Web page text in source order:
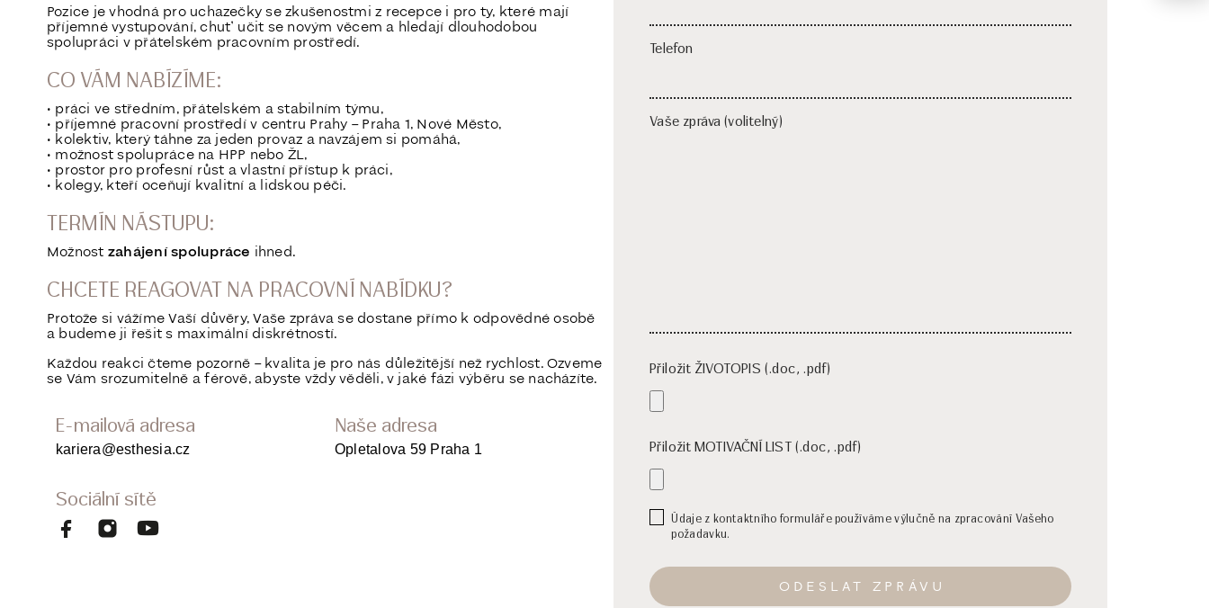
Pozice je vhodná pro uchazečky se zkušenostmi z recepce i pro ty, které mají
příjemné vystupování, chuť učit se novým věcem a hledají dlouhodobou
spolupráci v přátelském pracovním prostředí.
CO VÁM NABÍZÍME:
• práci ve středním, přátelském a stabilním týmu,
• příjemné pracovní prostředí v centru Prahy – Praha 1, Nové Město,
• kolektiv, který táhne za jeden provaz a navzájem si pomáhá,
• možnost spolupráce na HPP nebo ŽL,
• prostor pro profesní růst a vlastní přístup k práci,
• kolegy, kteří oceňují kvalitní a lidskou péči.
TERMÍN NÁSTUPU:
Možnost zahájení spolupráce ihned.
CHCETE REAGOVAT NA PRACOVNÍ NABÍDKU?
Protože si vážíme Vaší důvěry, Vaše zpráva se dostane přímo k odpovědné osobě
a budeme ji řešit s maximální diskrétností.
Každou reakci čteme pozorně – kvalita je pro nás důležitější než rychlost. Ozveme
se Vám srozumitelně a férově, abyste vždy věděli, v jaké fázi výběru se nacházíte.
E-mailová adresa
kariera@esthesia.cz
Naše adresa
Opletalova 59 Praha 1
Sociální sítě
Telefon
Vaše zpráva (volitelný)
Přiložit ŽIVOTOPIS (.doc, .pdf)
Přiložit MOTIVAČNÍ LIST (.doc, .pdf)
Údaje z kontaktního formuláře používáme výlučně na zpracování Vašeho
požadavku.